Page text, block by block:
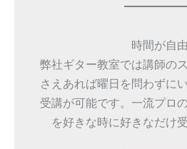
時間が自由
弊社ギター教室では講師の
さえあれば曜日を問わずに
受講が可能です。一流プロ
を好きな時に好きなだけ